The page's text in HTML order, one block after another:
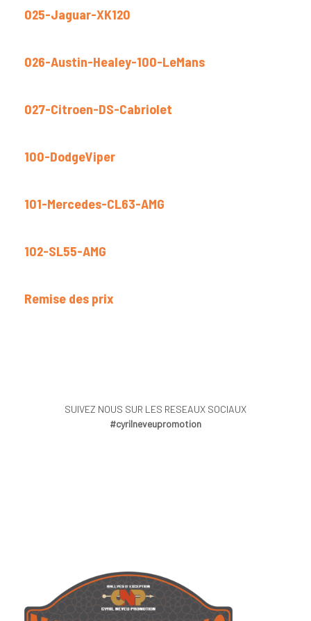
025-Jaguar-XK120
026-Austin-Healey-100-LeMans
027-Citroen-DS-Cabriolet
100-DodgeViper
101-Mercedes-CL63-AMG
102-SL55-AMG
Remise des prix
SUIVEZ NOUS SUR LES RESEAUX SOCIAUX
#cyrilneveupromotion